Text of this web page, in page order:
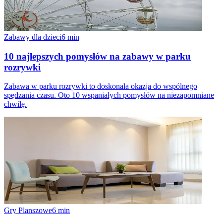
Zabawy dla dzieci6 min
10 najlepszych pomysłów na zabawy w parku
rozrywki
Zabawa w parku rozrywki to doskonała okazja do wspólnego
spędzania czasu. Oto 10 wspaniałych pomysłów na niezapomniane
chwilę.
Gry Planszowe6 min